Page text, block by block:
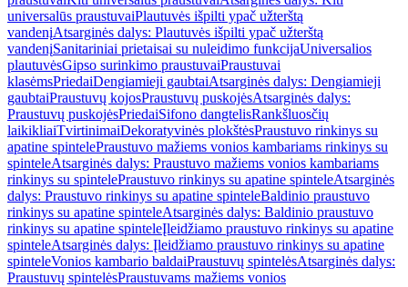
universalūs praustuvaiPlautuvės išpilti ypač užterštą
vandenįAtsarginės dalys: Plautuvės išpilti ypač užterštą
vandenįSanitariniai prietaisai su nuleidimo funkcijaUniversalios
plautuvėsGipso surinkimo praustuvaiPraustuvai
klasėmsPriedaiDengiamieji gaubtaiAtsarginės dalys: Dengiamieji
gaubtaiPraustuvų kojosPraustuvų puskojėsAtsarginės dalys:
Praustuvų puskojėsPriedaiSifono dangtelisRankšluosčių
laikikliaiTvirtinimaiDekoratyvinės plokštėsPraustuvo rinkinys su
apatine spintelePraustuvo mažiems vonios kambariams rinkinys su
spinteleAtsarginės dalys: Praustuvo mažiems vonios kambariams
rinkinys su spintelePraustuvo rinkinys su apatine spinteleAtsarginės
dalys: Praustuvo rinkinys su apatine spinteleBaldinio praustuvo
rinkinys su apatine spinteleAtsarginės dalys: Baldinio praustuvo
rinkinys su apatine spinteleĮleidžiamo praustuvo rinkinys su apatine
spinteleAtsarginės dalys: Įleidžiamo praustuvo rinkinys su apatine
spinteleVonios kambario baldaiPraustuvų spintelėsAtsarginės dalys:
Praustuvų spintelėsPraustuvams mažiems vonios